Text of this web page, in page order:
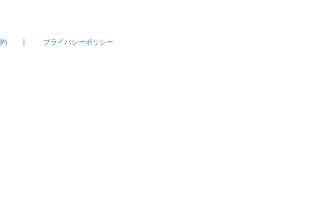
| プライバシーポリシー